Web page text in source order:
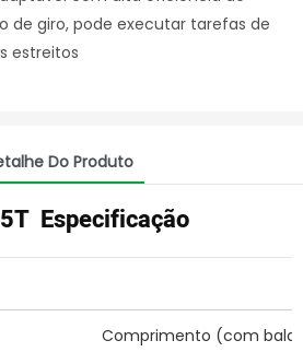
de giro, pode executar tarefas de
estreitos
Do Produto
Especificação
Comprimento (com